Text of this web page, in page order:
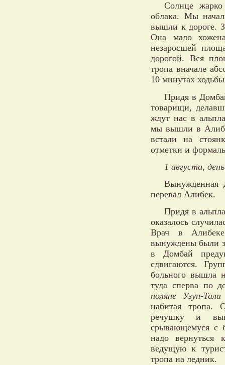
Солнце
облака. Мы
вышли к дороге.
Она мало
незаросшей
дорогой. Вся
тропа вначале
10 минутах
Придя в
товарищи,
ждут нас в
мы вышли в
встали на
отметки и
1 августа,
Вынужденная
перевал Алибек.
Придя в
оказалось
Врач в
вынуждены были
в Домбай
сдвигаются.
больного вышла
туда сперва по
поляне Узун-Тала
набитая тропа.
речушку и
срывающемуся с
надо вернуться
ведущую к
тропа на ледник.